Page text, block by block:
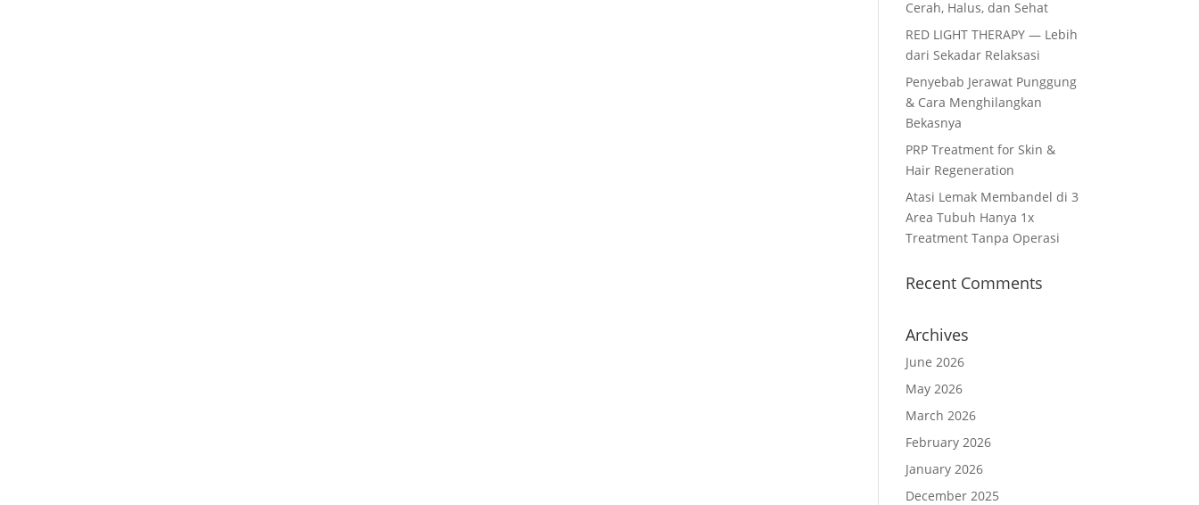
Cerah, Halus, dan Sehat
RED LIGHT THERAPY — Lebih
dari Sekadar Relaksasi
Penyebab Jerawat Punggung
& Cara Menghilangkan
Bekasnya
PRP Treatment for Skin &
Hair Regeneration
Atasi Lemak Membandel di 3
Area Tubuh Hanya 1x
Treatment Tanpa Operasi
Recent Comments
Archives
June 2026
May 2026
March 2026
February 2026
January 2026
December 2025